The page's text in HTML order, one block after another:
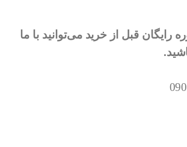
رایگان قبل از خرید می‌توانید با ما